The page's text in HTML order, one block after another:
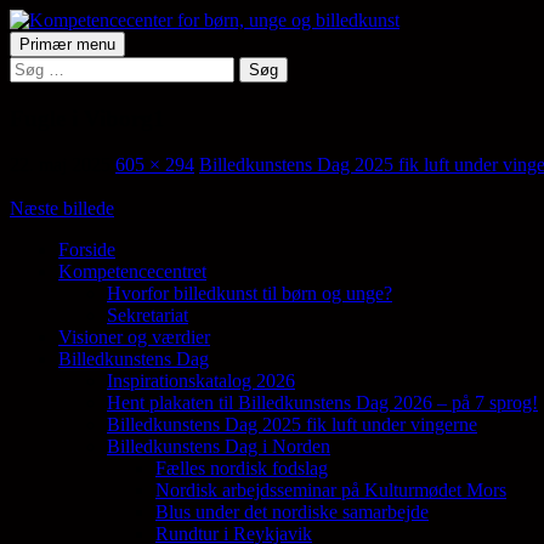
Hop
til
indhold
Kompetencecenter for børn,
SøgPrimær menu
Søg
efter:
605 × 294 Billedkunstens Dag 2025 fik luft under
Næste billede
Samler en lang række aktører på tværs af
Forside
Kompetencecentret
Hvorfor billedkunst til børn og unge?
Sekretariat
Visioner og værdier
Billedkunstens Dag
Inspirationskatalog 2026
Hent plakaten til Billedkunstens Dag 2026 – på 7 sprog!
Billedkunstens Dag 2025 fik luft under vingerne
Billedkunstens Dag i Norden
Fælles nordisk fodslag
Nordisk arbejdsseminar på Kulturmødet Mors
Blus under det nordiske samarbejde
Rundtur i Reykjavik